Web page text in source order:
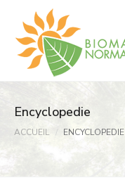
contenu
Encyclopedie
ACCUEIL ENCYCLOPEDIE